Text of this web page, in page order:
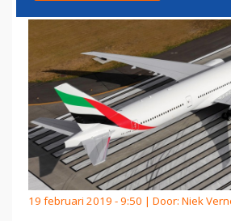
19 februari 2019 - 9:50 | Door: Niek